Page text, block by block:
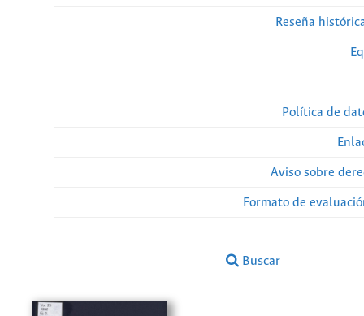
Reseña
Política de
Aviso sobre
Formato de
Buscar